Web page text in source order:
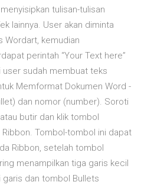
tulisan-tulisan
lainnya. User akan diminta
Wordart, kemudian
perintah “Your Text here”
user sudah membuat teks
Memformat Dokumen Word -
dan nomor (number). Soroti
butir dan klik tombol
Tombol-tombol ini dapat
Ribbon, setelah tombol
menampilkan tiga garis kecil
dan tombol Bullets